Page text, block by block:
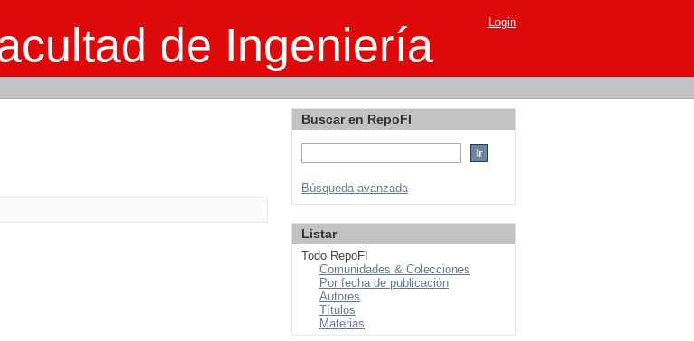
de Ingeniería Login
Buscar en RepoFI
Búsqueda avanzada
Listar
Todo RepoFI
Comunidades & Colecciones
Por fecha de publicación
Autores
Títulos
Materias